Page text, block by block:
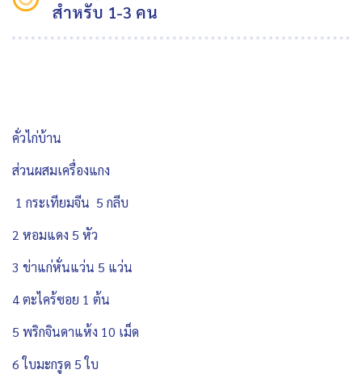
สำหรับ 1-3 คน
คั่วไก่บ้าน
ส่วนผสมเครื่องแกง
1 กระเทียมจีน 5 กลีบ
2 หอมแดง 5 หัว
3 ข่าแก่หั่นแว่น 5 แว่น
4 ตะไคร้ซอย 1 ต้น
5 พริกจินดาแห้ง 10 เม็ด
6 ใบมะกรูด 5 ใบ